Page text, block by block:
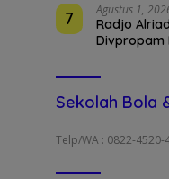
7 Agustus 1,
Radjo
Divpropam
Sekolah Bola
Telp/WA : 0822-4520-